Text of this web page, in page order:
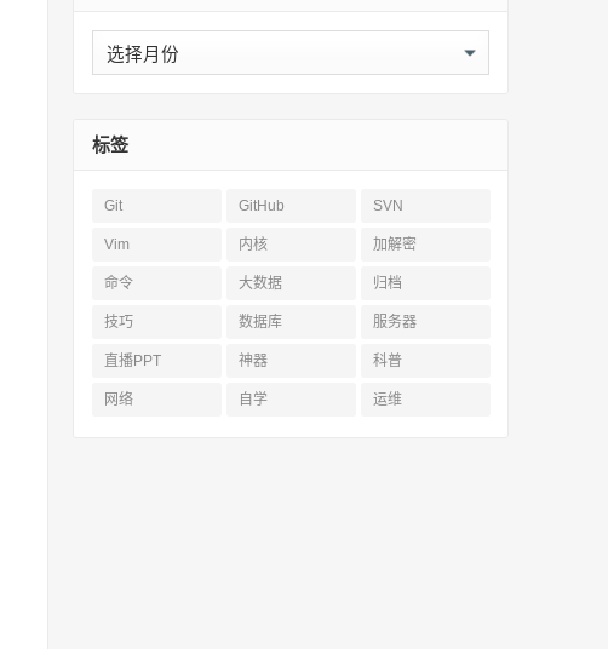
文
章
标签
Git GitHub SVN
Vim 内核 加解密
命令 大数据 归档
技巧 数据库 服务器
直播PPT 神器 科普
网络 自学 运维